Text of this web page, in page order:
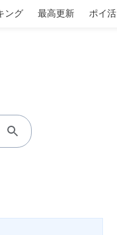
ング 最高更新 ポイ活